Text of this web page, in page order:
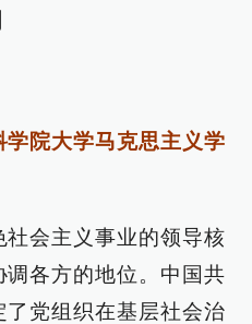
院大学马克思主义学
会主义事业的领导核
各方的地位。中国共
党组织在基层社会治